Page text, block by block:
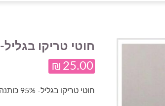
חוטי טריקו בגליל- 082- אבן מלנג'
₪ 25.00
חוטי טריקו בגליל- 95% כותנה – 5% לייקרה- גוון אבן מלנג'